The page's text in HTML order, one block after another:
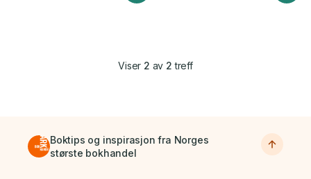
Viser 2 av 2 treff
Boktips og inspirasjon fra Norges
største bokhandel